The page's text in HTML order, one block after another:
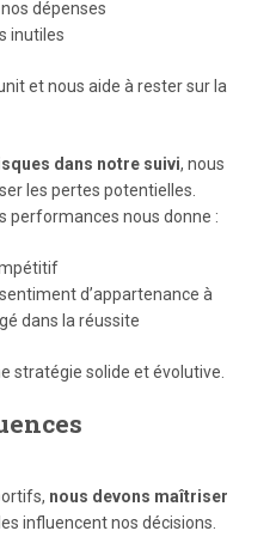
dépenses
inutiles
et nous aide à rester sur la
dans notre suivi, nous
les pertes potentielles.
performances nous donne :
d’appartenance à
dans la réussite
stratégie solide et évolutive.
nous devons maîtriser
influencent nos décisions.